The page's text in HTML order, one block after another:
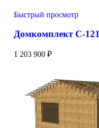
Быстрый просмотр
Домкомплект С-121
1 203 900 ₽